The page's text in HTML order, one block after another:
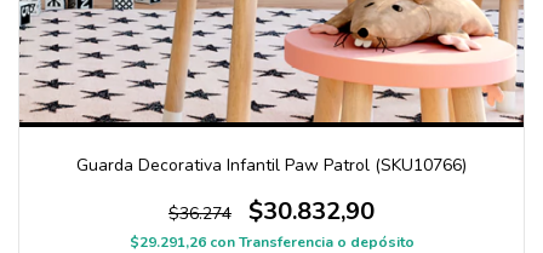
Guarda Decorativa Infantil Paw Patrol (SKU10766)
$36.274 $30.832,90
$29.291,26 con Transferencia o depósito